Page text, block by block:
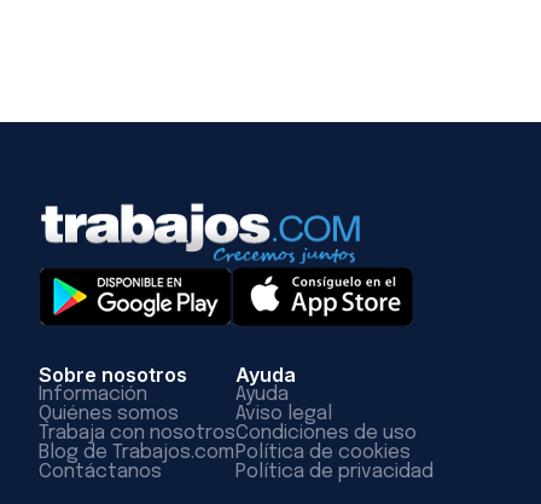
Sobre nosotros
Información
Quiénes somos
Trabaja con nosotros
Blog de Trabajos.com
Contáctanos
Ayuda
Ayuda
Aviso legal
Condiciones de uso
Política de cookies
Política de privacidad